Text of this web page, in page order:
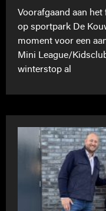
Voorafgaand aan
op sportpark De
moment voor een
Mini League/
winterstop al